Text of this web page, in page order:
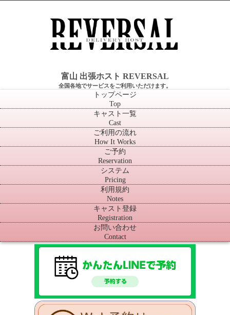
富山 出張ホスト REVERSAL
全国各地でサービスをご利用いただけます。
トップページ
Top
キャスト一覧
Cast
ご利用の流れ
How It Works
ご予約
Reservation
システム
Pricing
利用規約
Notes
キャスト登録
Registration
お問い合わせ
Contact